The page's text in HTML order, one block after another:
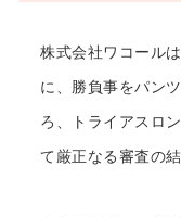
重要なお知
お知らせ
株式会社ワコール
に、勝負事をパン
ろ、トライアスロ
て厳正なる審査の